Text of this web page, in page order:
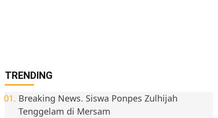
TRENDING
Breaking News. Siswa Ponpes Zulhijah
Tenggelam di Mersam